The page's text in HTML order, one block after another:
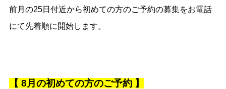
前月の25日付近から初めての方のご予約の募集をお電話
にて先着順に開始します。
【 8月の初めての方のご予約 】